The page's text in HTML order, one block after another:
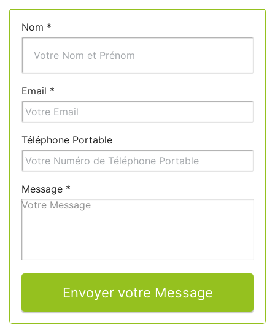
Nom *
Email *
Téléphone Portable
Message *
Envoyer votre Message